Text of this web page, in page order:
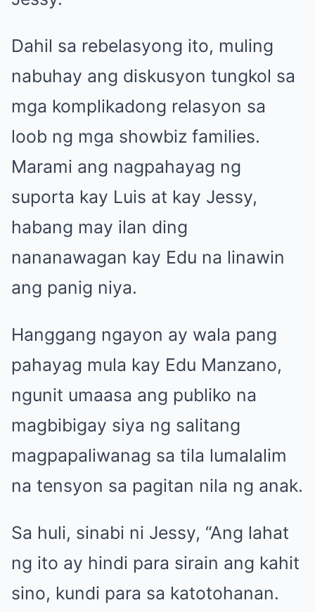
Dahil sa rebelasyong ito, muling
nabuhay ang diskusyon tungkol sa
mga komplikadong relasyon sa
loob ng mga showbiz families.
Marami ang nagpahayag ng
suporta kay Luis at kay Jessy,
habang may ilan ding
nananawagan kay Edu na linawin
ang panig niya.
Hanggang ngayon ay wala pang
pahayag mula kay Edu Manzano,
ngunit umaasa ang publiko na
magbibigay siya ng salitang
magpapaliwanag sa tila lumalalim
na tensyon sa pagitan nila ng anak.
Sa huli, sinabi ni Jessy, “Ang lahat
ng ito ay hindi para sirain ang kahit
sino, kundi para sa katotohanan.